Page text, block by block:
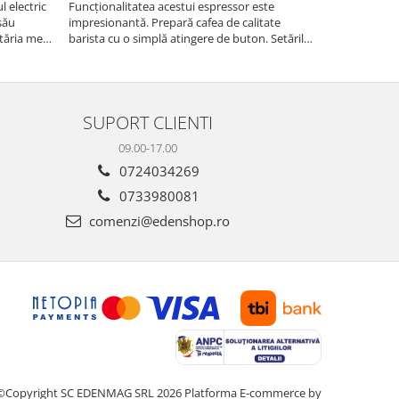
electric
mea,
Funcționalitatea acestui espressor este
impresionantă. Prepară cafea de calitate
barista cu o simplă atingere de buton. Setările
pentru a sa...
gospodărie!
SUPORT CLIENTI
09.00-17.00
0724034269
0733980081
comenzi@edenshop.ro
SC EDENMAG SRL 2026 Platforma E-commerce by